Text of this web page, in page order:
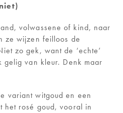
volwassene of kind, naar
ze wijzen feilloos de
zo gek, want de ‘echte’
gelig van kleur. Denk maar
variant witgoud en een
het rosé goud, vooral in